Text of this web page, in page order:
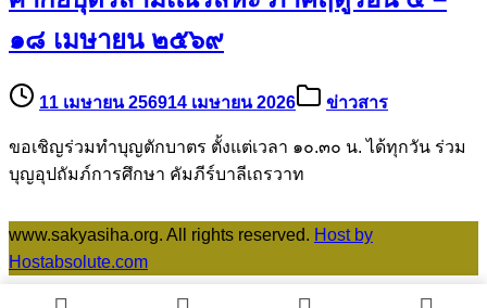
๑๘ เมษายน ๒๕๖๙
11 เมษายน 256914 เมษายน 2026 ข่าวสาร
ขอเชิญร่วมทำบุญตักบาตร ตั้งแต่เวลา ๑๐.๓๐ น. ได้ทุกวัน ร่วม
บุญอุปถัมภ์การศึกษา คัมภีร์บาลีเถรวาท
www.sakyasiha.org. All rights reserved. Host by
Hostabsolute.com